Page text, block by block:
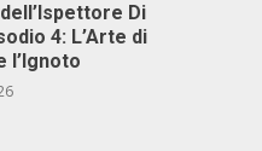
Di
4: L’Arte di
l’Ignoto